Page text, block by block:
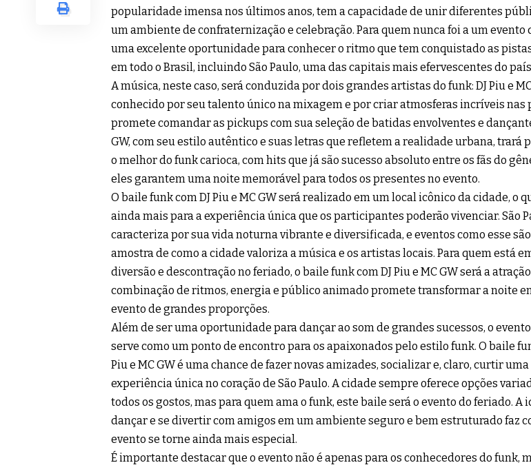
popularidade imensa nos últimos anos, tem a capacidade de unir diferentes
um ambiente de confraternização e celebração. Para quem nunca foi a um evento
uma excelente oportunidade para conhecer o ritmo que tem conquistado as
em todo o Brasil, incluindo São Paulo, uma das capitais mais efervescentes do
A música, neste caso, será conduzida por dois grandes artistas do funk: DJ Piu e MC
conhecido por seu talento único na mixagem e por criar atmosferas incríveis nas
promete comandar as pickups com sua seleção de batidas envolventes e
GW, com seu estilo autêntico e suas letras que refletem a realidade urbana, trará
o melhor do funk carioca, com hits que já são sucesso absoluto entre os fãs do
eles garantem uma noite memorável para todos os presentes no evento.
O baile funk com DJ Piu e MC GW será realizado em um local icônico da cidade, o
ainda mais para a experiência única que os participantes poderão vivenciar. São
caracteriza por sua vida noturna vibrante e diversificada, e eventos como esse
amostra de como a cidade valoriza a música e os artistas locais. Para quem está
diversão e descontração no feriado, o baile funk com DJ Piu e MC GW será a
combinação de ritmos, energia e público animado promete transformar a noite
evento de grandes proporções.
Além de ser uma oportunidade para dançar ao som de grandes sucessos, o
serve como um ponto de encontro para os apaixonados pelo estilo funk. O baile
Piu e MC GW é uma chance de fazer novas amizades, socializar e, claro, curtir uma
experiência única no coração de São Paulo. A cidade sempre oferece opções
todos os gostos, mas para quem ama o funk, este baile será o evento do feriado. A
dançar e se divertir com amigos em um ambiente seguro e bem estruturado faz
evento se torne ainda mais especial.
É importante destacar que o evento não é apenas para os conhecedores do funk,